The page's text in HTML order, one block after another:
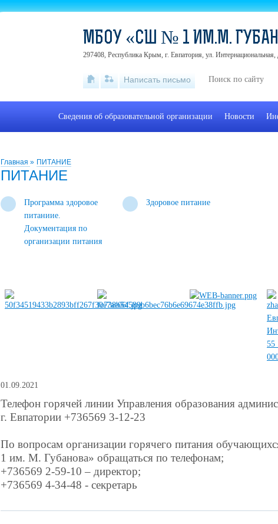
Главная » ПИТАНИЕ
ПИТАНИЕ
Программа здоровое
питаниие.
Документация по
организации питания
Здоровое питание
01.09.2021
Телефон горячей линии Управления образования
г. Евпатории +736569 3-12-23
По вопросам организации горячего питания
1 им. М. Губанова» обращаться по телефонам;
+736569 2-59-10 – директор;
+736569 4-34-48 - секретарь
МБОУ «СШ № 1 ИМ.М.
297408, Республика Крым, г. Евпатория, ул. Интернациональная,
Написать письмо
Сведения об образовательной организации Новости